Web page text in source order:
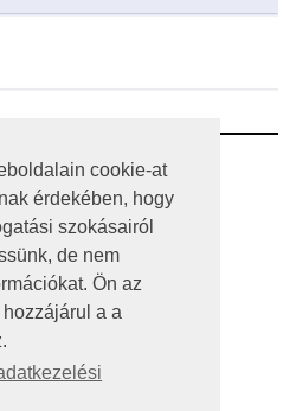
cookie-at
érdekében, hogy
szokásairól
de nem
Ön az
a a